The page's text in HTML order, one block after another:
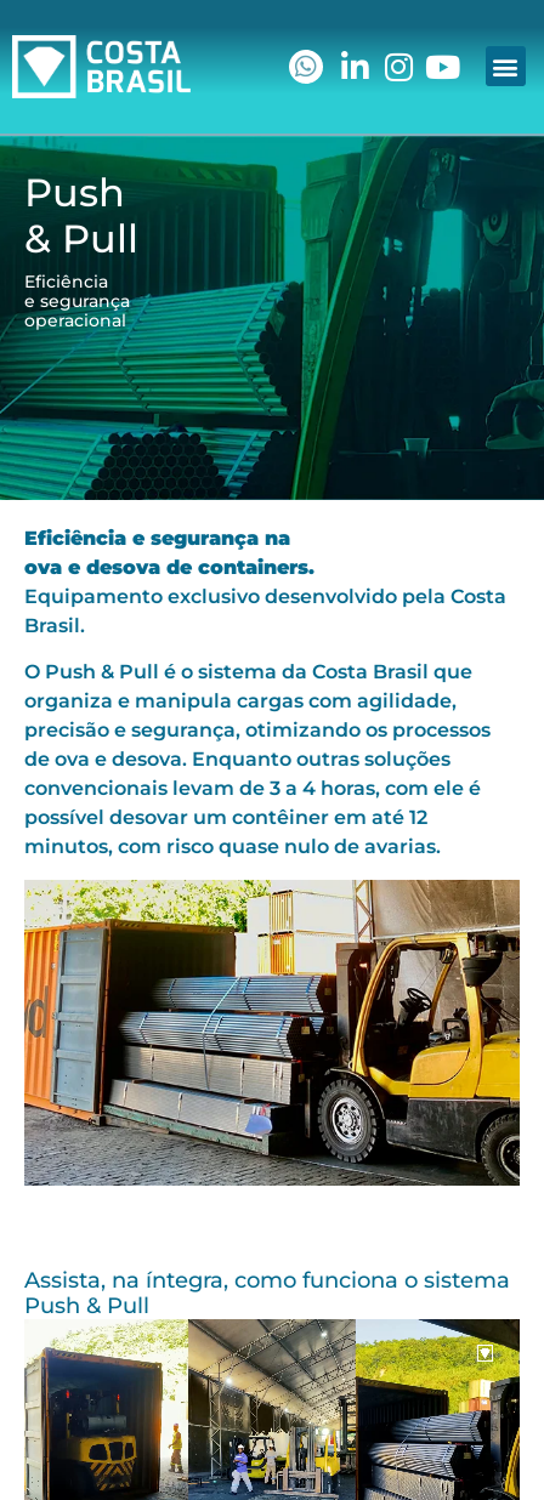
Push
& Pull
Eficiência
e segurança
operacional
Eficiência e segurança na
ova e desova de containers.
Equipamento exclusivo desenvolvido pela Costa
Brasil.
O Push & Pull é o sistema da Costa Brasil que
organiza e manipula cargas com agilidade,
precisão e segurança, otimizando os processos
de ova e desova. Enquanto outras soluções
convencionais levam de 3 a 4 horas, com ele é
possível desovar um contêiner em até 12
minutos, com risco quase nulo de avarias.
Assista, na íntegra, como funciona o sistema
Push & Pull